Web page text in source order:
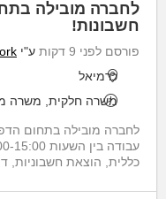
לחברה מובילה
חשבונות!
פורסם לפני 9 דקות ע"י
כרמיאל
משרה חלקית, משרה
כללית, הוצאת חשבוניות,